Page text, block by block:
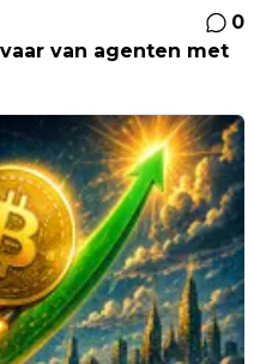
0
van agenten met